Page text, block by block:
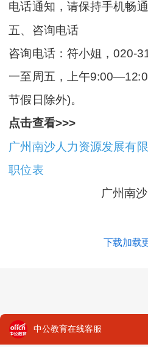
电话通知，请保持手机畅通
五、咨询电话
咨询电话：符小姐，020-
一至周五，上午
节假日除外)。
点击查看>>>
广州南沙人力资源发展有
职位表
广州南
下载加载